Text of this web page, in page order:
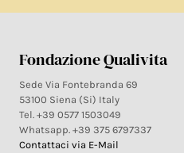
Fondazione Qualivita
Sede Via Fontebranda 69
53100 Siena (Si) Italy
Tel. +39 0577 1503049
Whatsapp. +39 375 6797337
Contattaci via E-Mail